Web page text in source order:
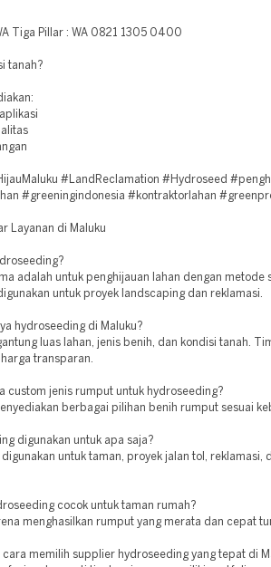
Tiga Pillar : WA 0821 1305 0400
tanah?
#LandReclamation #Hydroseed
#greeningindonesia #kontraktorlahan
Layanan di Maluku
adalah untuk penghijauan lahan dengan metode
untuk proyek landscaping dan reklamasi.
hydroseeding di Maluku?
luas lahan, jenis benih, dan kondisi tanah.
transparan.
custom jenis rumput untuk hydroseeding?
berbagai pilihan benih rumput sesuai
digunakan untuk apa saja?
digunakan untuk taman, proyek jalan tol, reklamasi,
cocok untuk taman rumah?
menghasilkan rumput yang merata dan cepat
cara memilih supplier hydroseeding yang tepat di